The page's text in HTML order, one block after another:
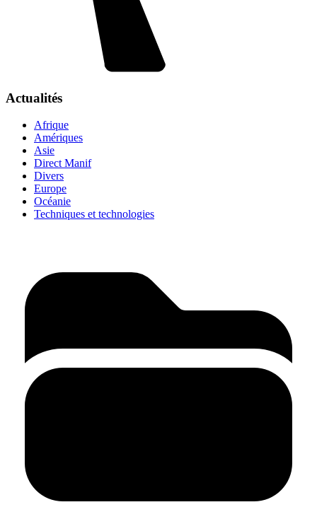
Actualités
Afrique
Amériques
Asie
Direct Manif
Divers
Europe
Océanie
Techniques et technologies